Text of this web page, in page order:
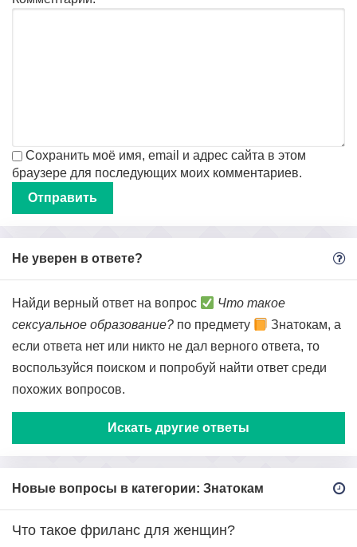
Сохранить моё имя, email и адрес сайта в этом
браузере для последующих моих комментариев.
Не уверен в ответе?
Найди верный ответ на вопрос
Что такое
сексуальное образование? по предмету
Знатокам, а
если ответа нет или никто не дал верного ответа, то
воспользуйся поиском и попробуй найти ответ среди
похожих вопросов.
Искать другие ответы
Новые вопросы в категории: Знатокам
Что такое фриланс для женщин?